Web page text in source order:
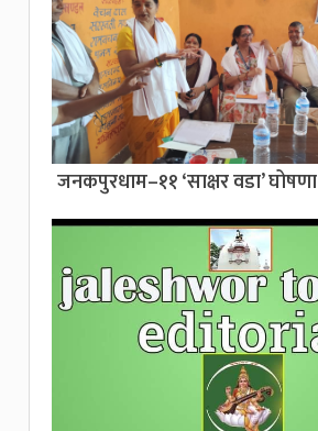
जनकपुरधाम–११ ‘साक्षर वडा’ घोषणा